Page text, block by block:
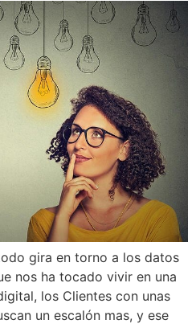
gira en torno a los datos
nos ha tocado vivir en una
los Clientes con unas
un escalón mas, y ese